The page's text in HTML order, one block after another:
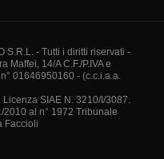
S.R.L. - Tutti i diritti riservati -
Maffei, 14/A C.F./P.IVA e
01646950160 - (c.c.i.a.a.
SIAE N. 3210/I/3087.
al n° 1972 Tribunale
Faccioli